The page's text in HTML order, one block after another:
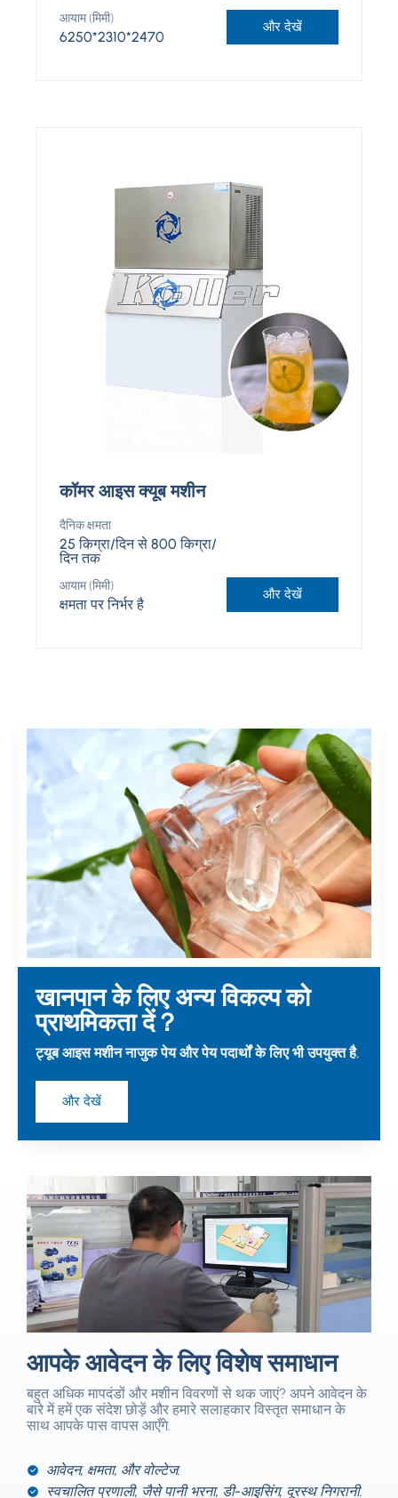
आयाम (मिमी)
6250*2310*2470
और देखें
कॉमर आइस क्यूब मशीन
दैनिक क्षमता
25 किग्रा/दिन से 800 किग्रा/
दिन तक
आयाम (मिमी)
क्षमता पर निर्भर है
और देखें
खानपान के लिए अन्य विकल्प को
प्राथमिकता दें？
ट्यूब आइस मशीन नाजुक पेय और पेय पदार्थों के लिए भी उपयुक्त है.
और देखें
आपके आवेदन के लिए विशेष समाधान
बहुत अधिक मापदंडों और मशीन विवरणों से थक जाएं? अपने आवेदन के
बारे में हमें एक संदेश छोड़ें और हमारे सलाहकार विस्तृत समाधान के
साथ आपके पास वापस आएँगे.
आवेदन, क्षमता, और वोल्टेज.
स्वचालित प्रणाली, जैसे पानी भरना, डी-आइसिंग, दूरस्थ निगरानी.